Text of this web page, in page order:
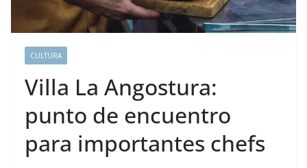
CULTURA
Villa La Angostura:
punto de encuentro
para importantes chefs